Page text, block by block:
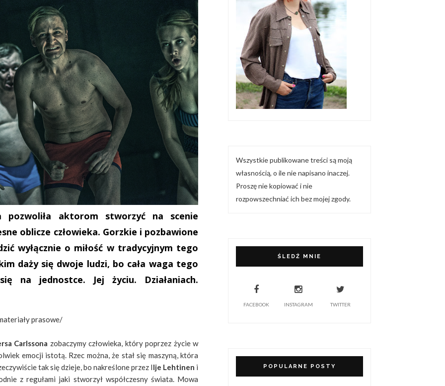
pozwoliła aktorom stworzyć na scenie
oblicze człowieka. Gorzkie i pozbawione
wyłącznie o miłość w tradycyjnym tego
daży się dwoje ludzi, bo cała waga tego
na jednostce. Jej życiu. Działaniach.
prasowe/
Carlssona zobaczymy człowieka, który poprzez życie w
emocji istotą. Rzec można, że stał się maszyną, która
tak się dzieje, bo nakreślone przez Ilje Lehtinen i
z regułami jaki stworzył współczesny świata. Mowa
Wszystkie publikowane treści są moją
własnością, o ile nie napisano inaczej.
Proszę nie kopiować i nie
rozpowszechniać ich bez mojej zgody.
ŚLEDŹ MNIE
FACEBOOK INSTAGRAM TWITTER
POPULARNE POSTY